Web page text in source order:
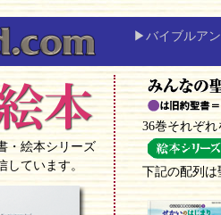
▶バイブルア
・絵本シリーズ
しています。
36巻それぞ
下記の配列